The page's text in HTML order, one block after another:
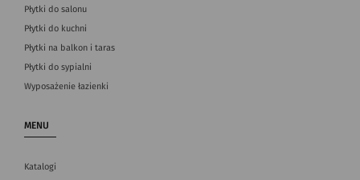
Płytki do salonu
Płytki do kuchni
Płytki na balkon i taras
Płytki do sypialni
Wyposażenie łazienki
MENU
Katalogi